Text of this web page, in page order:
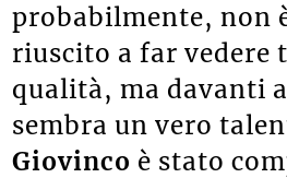
probabilmente, non
riuscito a far vedere
qualità, ma davanti
sembra un vero
Giovinco è stato